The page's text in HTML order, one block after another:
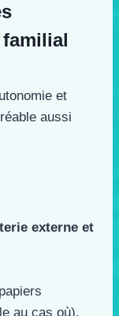
et
aussi
externe et
au cas où),